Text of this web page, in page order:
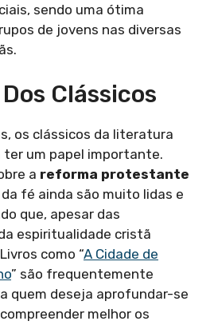
sendo uma ótima
de jovens nas diversas
Clássicos
os clássicos da literatura
um papel importante.
a reforma protestante
fé ainda são muito lidas e
que, apesar das
espiritualidade cristã
como “A Cidade de
” são frequentemente
quem deseja aprofundar-se
melhor os